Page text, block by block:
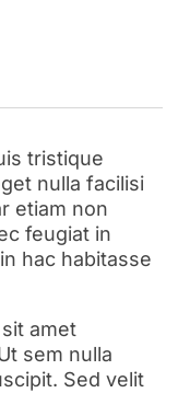
tristique
nulla facilisi
etiam non
feugiat in
hac habitasse
amet
sem nulla
Sed velit